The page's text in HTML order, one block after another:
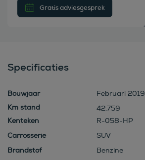
Gratis adviesgesprek
Specificaties
Bouwjaar
Februari 2019
42.759
Kenteken
R-058-HP
Carrosserie
SUV
Brandstof
Benzine